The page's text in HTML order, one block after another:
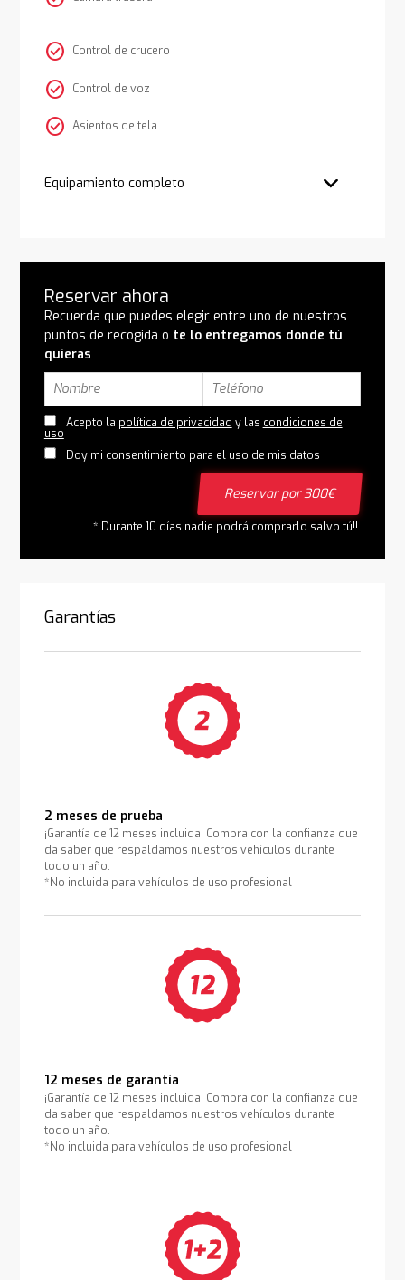
check_circle Control de crucero
check_circle Control de voz
check_circle Asientos de tela
Equipamiento completo
Reservar ahora
Recuerda que puedes elegir entre uno de nuestros
puntos de recogida o te lo entregamos donde tú
quieras
Acepto la política de privacidad y las condiciones de
uso
Doy mi consentimiento para el uso de mis datos
Reservar por 300€
* Durante 10 días nadie podrá comprarlo salvo tú!!.
Garantías
2 meses de prueba
¡Garantía de 12 meses incluida! Compra con la confianza que
da saber que respaldamos nuestros vehículos durante
todo un año.
*No incluida para vehículos de uso profesional
12 meses de garantía
¡Garantía de 12 meses incluida! Compra con la confianza que
da saber que respaldamos nuestros vehículos durante
todo un año.
*No incluida para vehículos de uso profesional